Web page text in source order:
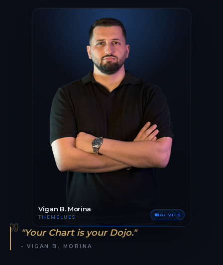
Vigan B. Morina
THEMELUES 10+ VITE
"Your Chart is your Dojo."
- VIGAN B. MORINA